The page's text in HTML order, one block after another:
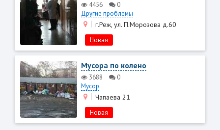
4456
0
Другие проблемы
г.Реж, ул. П.Морозова д.60
Новая
Мусора по колено
3688
0
Мусор
Чапаева 21
Новая